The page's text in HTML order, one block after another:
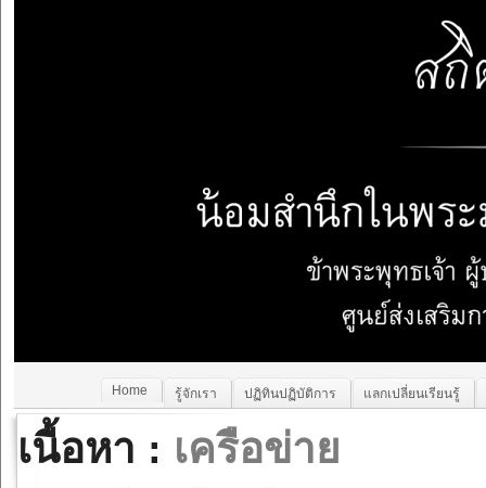
Home รู้จักเรา ปฏิทินปฏิบัติการ แลกเปลี่ยนเรียนรู้
เนื้อหา : เครือข่าย